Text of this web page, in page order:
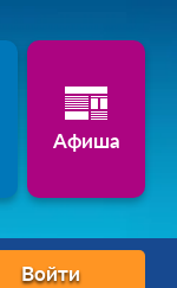
Афиша
Войти